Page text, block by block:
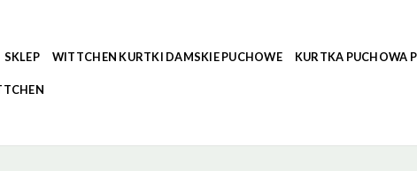
SKLEP WITTCHEN KURTKI DAMSKIE PUCHOWE KURTKA PUCHOWA